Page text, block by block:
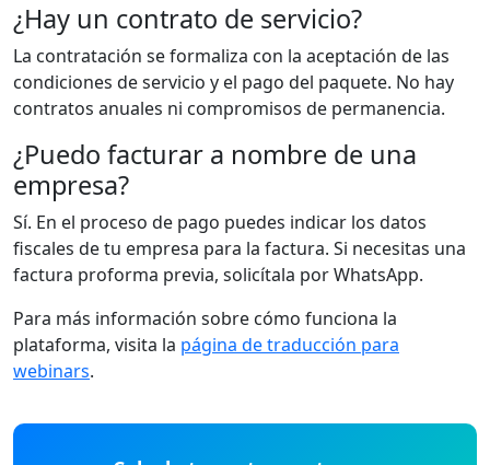
¿Hay un contrato de servicio?
La contratación se formaliza con la aceptación de las
condiciones de servicio y el pago del paquete. No hay
contratos anuales ni compromisos de permanencia.
¿Puedo facturar a nombre de una
empresa?
Sí. En el proceso de pago puedes indicar los datos
fiscales de tu empresa para la factura. Si necesitas una
factura proforma previa, solicítala por WhatsApp.
Para más información sobre cómo funciona la
plataforma, visita la página de traducción para
webinars.